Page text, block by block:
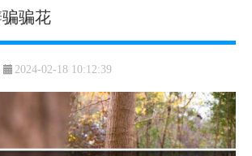
骗花
2024-02-18 10:12:39